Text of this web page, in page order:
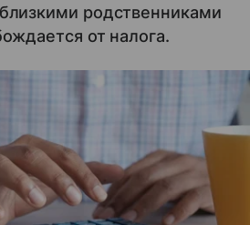
родственниками
от налога.